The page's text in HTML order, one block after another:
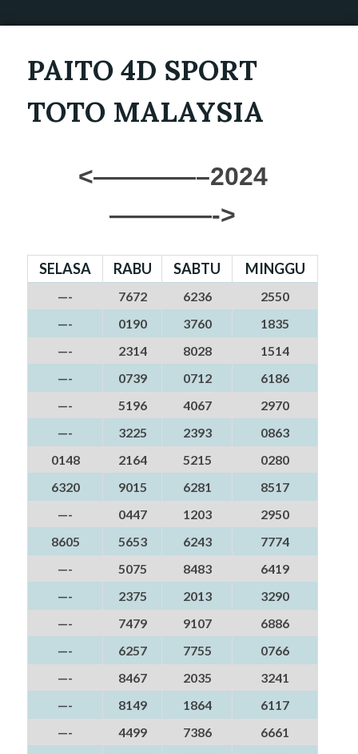
PAITO 4D SPORT
TOTO MALAYSIA
<————–2024
————->
SELASA RABU SABTU MINGGU
—- 7672 6236
2550
—-
0190 3760
1835
—-
2314 8028
1514
—-
0739 0712
6186
—-
5196 4067
2970
—-
3225 2393
0863
0148
2164 5215
0280
6320
9015 6281
8517
—-
0447 1203
2950
8605
5653 6243
7774
—-
5075 8483
6419
—-
2375 2013
3290
—-
7479 9107
6886
—-
6257 7755
0766
—-
8467 2035
3241
—-
8149 1864
6117
—-
4499 7386
6661